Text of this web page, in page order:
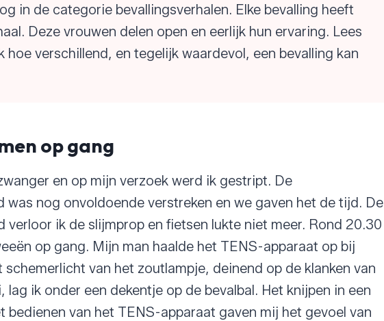
in de categorie bevallingsverhalen. Elke bevalling heeft
Deze vrouwen delen open en eerlijk hun ervaring. Lees
hoe verschillend, en tegelijk waardevol, een bevalling kan
op gang
en op mijn verzoek werd ik gestript. De
was nog onvoldoende verstreken en we gaven het de tijd. De
verloor ik de slijmprop en fietsen lukte niet meer. Rond 20.30
op gang. Mijn man haalde het TENS-apparaat op bij
schemerlicht van het zoutlampje, deinend op de klanken van
lag ik onder een dekentje op de bevalbal. Het knijpen in een
bedienen van het TENS-apparaat gaven mij het gevoel van